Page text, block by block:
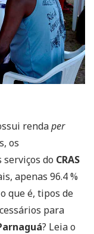
rendaper
os
do CRAS
apenas 96.4 %
que é, tipos de
para
? Leia o